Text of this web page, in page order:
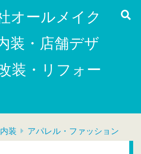
オールメイク
装・店舗デザ
装・リフォー
装 アパレル・ファッション